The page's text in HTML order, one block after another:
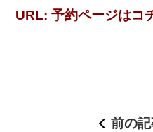
URL:予約ページはコ
前の